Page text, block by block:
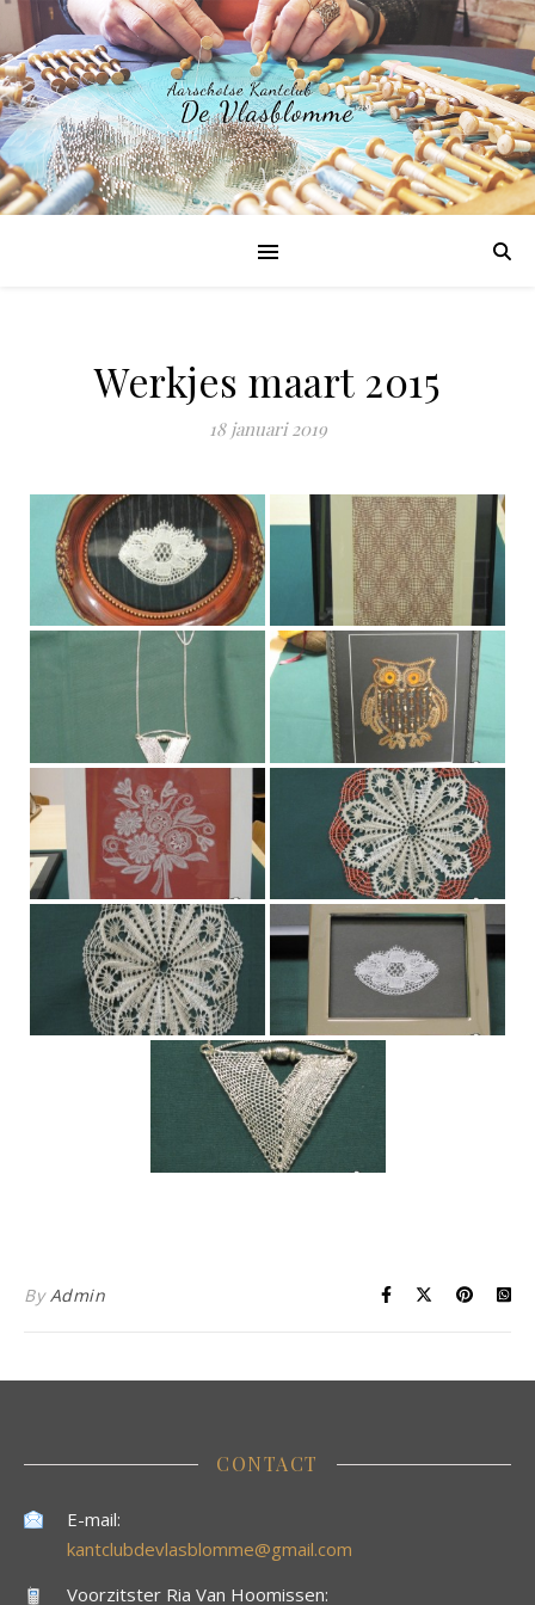
Werkjes maart 2015
18 januari 2019
By Admin
CONTACT
E-mail:
kantclubdevlasblomme@gmail.com
Voorzitster Ria Van Hoomissen: